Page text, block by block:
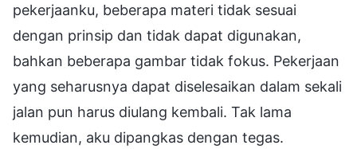
pekerjaanku, beberapa materi tidak sesuai
dengan prinsip dan tidak dapat digunakan,
bahkan beberapa gambar tidak fokus. Pekerjaan
yang seharusnya dapat diselesaikan dalam sekali
jalan pun harus diulang kembali. Tak lama
kemudian, aku dipangkas dengan tegas.